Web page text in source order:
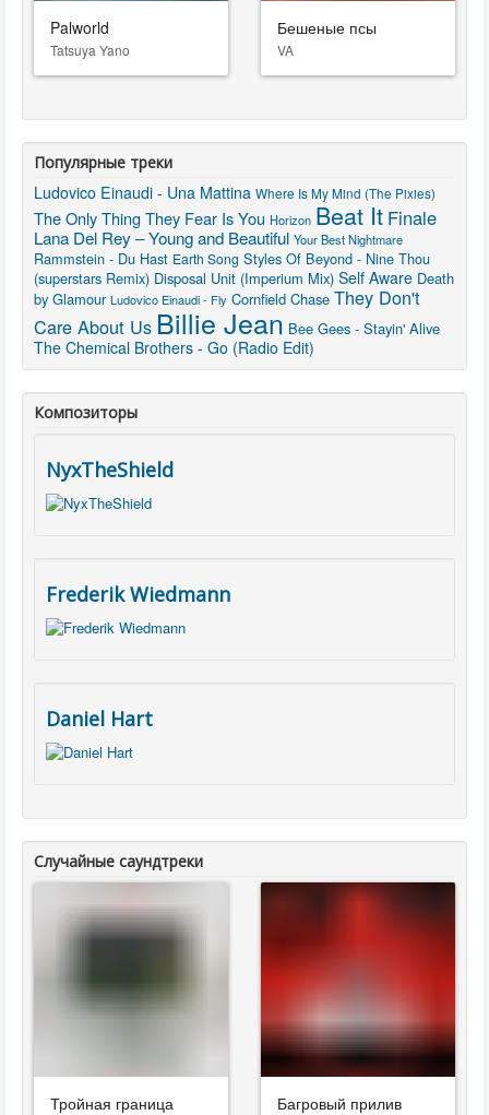
Palworld
Tatsuya Yano
Бешеные псы
VA
Популярные треки
Ludovico Einaudi - Una Mattina Where Is My Mind (The Pixies)
The Only Thing They Fear Is You Horizon Beat It Finale
Lana Del Rey – Young and Beautiful Your Best Nightmare
Rammstein - Du Hast Earth Song Styles Of Beyond - Nine Thou
(superstars Remix) Disposal Unit (Imperium Mix) Self Aware Death
by Glamour Ludovico Einaudi - Fly Cornfield Chase They Don't
Care About Us Billie Jean Bee Gees - Stayin' Alive
The Chemical Brothers - Go (Radio Edit)
Композиторы
NyxTheShield
Frederik Wiedmann
Daniel Hart
Случайные саундтреки
Тройная граница Багровый прилив